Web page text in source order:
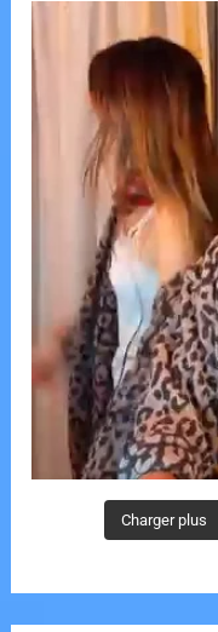
Charger plus